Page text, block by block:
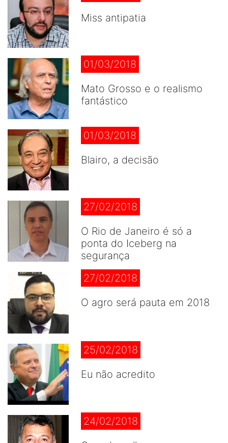
Miss antipatia
01/03/2018
Mato Grosso e o realismo
fantástico
01/03/2018
Blairo, a decisão
27/02/2018
O Rio de Janeiro é só a
ponta do Iceberg na
segurança
27/02/2018
O agro será pauta em 2018
25/02/2018
Eu não acredito
24/02/2018